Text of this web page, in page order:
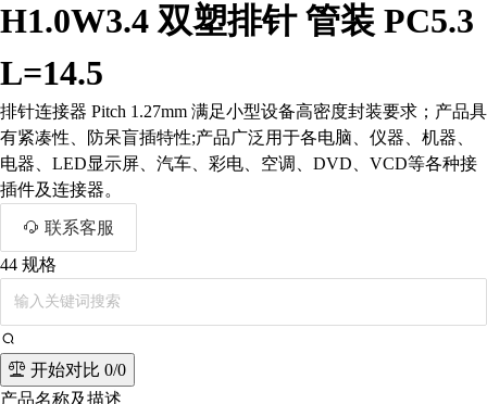
H1.0W3.4 双塑排针 管装 PC5.3
L=14.5
排针连接器 Pitch 1.27mm 满足小型设备高密度封装要求；产品具
有紧凑性、防呆盲插特性;产品广泛用于各电脑、仪器、机器、
电器、LED显示屏、汽车、彩电、空调、DVD、VCD等各种接
插件及连接器。
联系客服
44 规格
开始对比 0/0
产品名称及描述